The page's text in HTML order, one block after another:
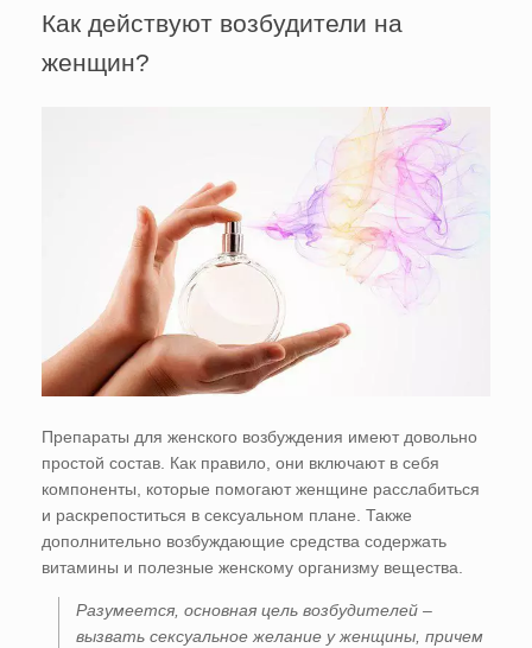
Как действуют возбудители на
женщин?
Препараты для женского возбуждения имеют довольно
простой состав. Как правило, они включают в себя
компоненты, которые помогают женщине расслабиться
и раскрепоститься в сексуальном плане. Также
дополнительно возбуждающие средства содержать
витамины и полезные женскому организму вещества.
Разумеется, основная цель возбудителей –
вызвать сексуальное желание у женщины, причем